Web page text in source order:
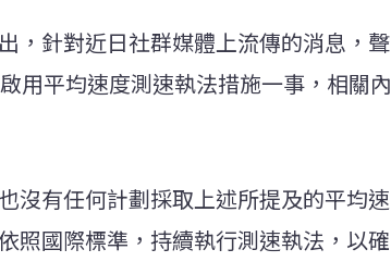
，針對近日社群媒體上流傳的消息，聲
用平均速度測速執法措施一事，相關內
沒有任何計劃採取上述所提及的平均速
照國際標準，持續執行測速執法，以確